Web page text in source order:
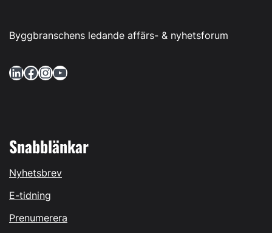
Byggbranschens ledande affärs- & nyhetsforum
LinkedIn Facebook InstagramYouTube
Snabblänkar
Nyhetsbrev
E-tidning
Prenumerera